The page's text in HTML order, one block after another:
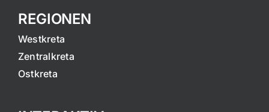
REGIONEN
Westkreta
Zentralkreta
Ostkreta